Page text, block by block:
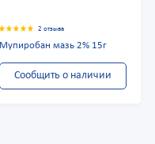
2 отзыва
Мупиробан мазь 2% 15г
Сообщить о наличии